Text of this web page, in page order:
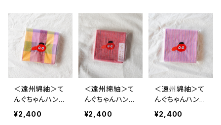
＜遠州綿紬＞て
んぐちゃんハンカ
チ ~時計草~（約
39cm×39cm）
¥2,400
＜遠州綿紬＞て
んぐちゃんハンカ
チ ~天狗~（約3
9cm×39cm）
¥2,400
＜遠州綿紬＞て
んぐちゃんハンカ
チ ~なでしこ~
（約39cm×39c
¥2,400